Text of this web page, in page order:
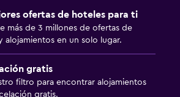
ofertas de hoteles para ti
más de 3 millones de ofertas de
alojamientos en un solo lugar.
gratis
filtro para encontrar alojamientos
gratis.